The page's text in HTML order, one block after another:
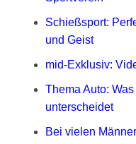
Schießsport:
und Geist
mid-Exklusiv:
Thema Auto:
unterscheidet
Bei vielen